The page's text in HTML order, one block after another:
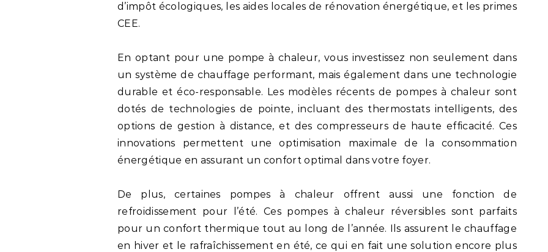
d’impôt écologiques, les aides locales de rénovation énergétique, et les primes
CEE.
En optant pour une pompe à chaleur, vous investissez non seulement dans
un système de chauffage performant, mais également dans une technologie
durable et éco-responsable. Les modèles récents de pompes à chaleur sont
dotés de technologies de pointe, incluant des thermostats intelligents, des
options de gestion à distance, et des compresseurs de haute efficacité. Ces
innovations permettent une optimisation maximale de la consommation
énergétique en assurant un confort optimal dans votre foyer.
De plus, certaines pompes à chaleur offrent aussi une fonction de
refroidissement pour l’été. Ces pompes à chaleur réversibles sont parfaits
pour un confort thermique tout au long de l’année. Ils assurent le chauffage
en hiver et le rafraîchissement en été, ce qui en fait une solution encore plus